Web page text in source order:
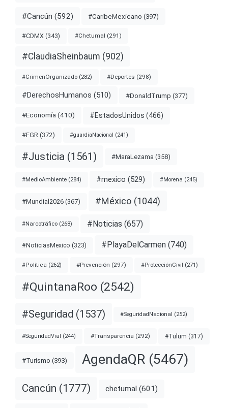
#Cancún (592) #CaribeMexicano (397)
#CDMX (343) #Chetumal (291)
#ClaudiaSheinbaum (902)
#CrimenOrganizado (282) #Deportes (298)
#DerechosHumanos (510) #DonaldTrump (377)
#Economía (410) #EstadosUnidos (466)
#FGR (372) #guardiaNacional (241)
#Justicia (1561) #MaraLezama (358)
#MedioAmbiente (284) #mexico (529) #Morena (245)
#Mundial2026 (367) #México (1044)
#Narcotráfico (268) #Noticias (657)
#NoticiasMexico (323) #PlayaDelCarmen (740)
#Política (262) #Prevención (297) #ProtecciónCivil (271)
#QuintanaRoo (2542)
#Seguridad (1537) #SeguridadNacional (252)
#SeguridadVial (244) #Transparencia (292) #Tulum (317)
#Turismo (393) AgendaQR (5467)
Cancún (1777) chetumal (601)